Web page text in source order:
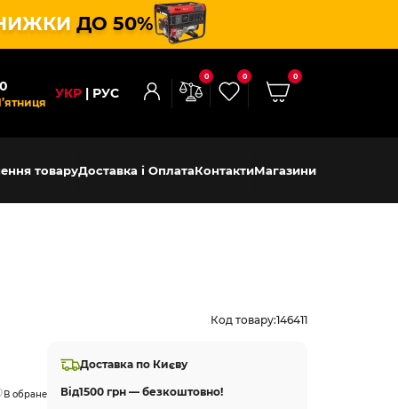
ДО 50%
УКР РУС
0 0 0
товаруДоставка і ОплатаКонтактиМагазини
Код товару:146411
В обране
Доставка по Києву
Від1500 грн — безкоштовно!